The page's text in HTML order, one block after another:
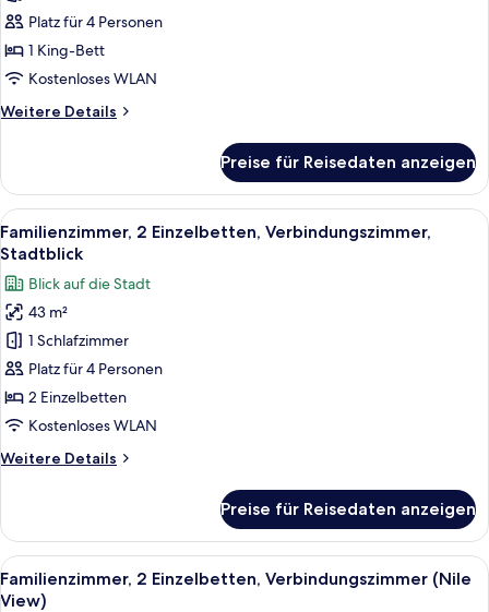
Verbindungszimmer
(Nile
View)
Platz für 4 Personen
1 King-Bett
Kostenloses WLAN
Weitere Details
Weitere
1 King-
Bett,
Verbindungszimmer
(Nile
Preise für Reisedaten anzeigen
Alle
Fotos
für
Familienzimmer,
2 Einzelbetten,
Verbindungszimmer,
Stadtblick
anzeigen
Bettwäsche aus ägyptischer
8
Familienzimmer, 2 Einzelbetten, Verbindungszimmer,
Stadtblick
Blick auf die Stadt
43 m²
1 Schlafzimmer
Platz für 4 Personen
2 Einzelbetten
Kostenloses WLAN
Weitere Details
Weitere
2 Einzelbetten,
Verbindungszimmer,
Stadtblick
Preise für Reisedaten anzeigen
Alle
Fotos
Ein Hotelzimmer mit zwei Betten,
9
Familienzimmer, 2 Einzelbetten, Verbindungszimmer (Nile
View)